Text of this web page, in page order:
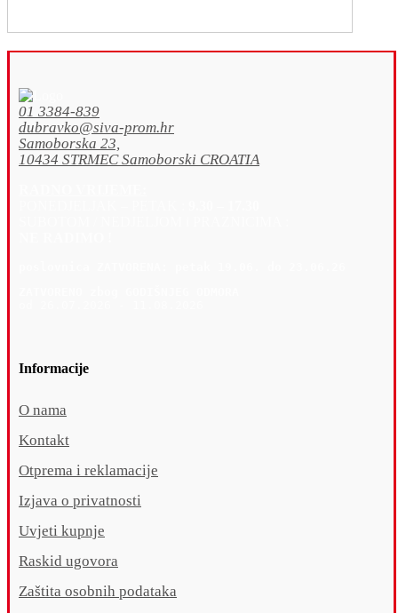
01 3384-839
dubravko@siva-prom.hr
Samoborska 23,
10434 STRMEC Samoborski CROATIA
Informacije
O nama
Kontakt
Otprema i reklamacije
Izjava o privatnosti
Uvjeti kupnje
Raskid ugovora
Zaštita osobnih podataka